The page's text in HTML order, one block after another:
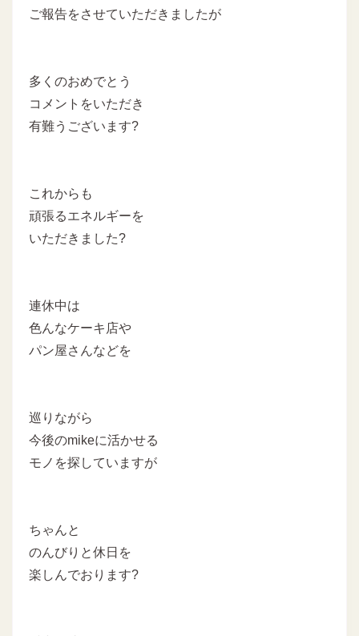
ご報告をさせていただきましたが
多くのおめでとう
コメントをいただき
有難うございます?
これからも
頑張るエネルギーを
いただきました?
連休中は
色んなケーキ店や
パン屋さんなどを
巡りながら
今後のmikeに活かせる
モノを探していますが
ちゃんと
のんびりと休日を
楽しんでおります?